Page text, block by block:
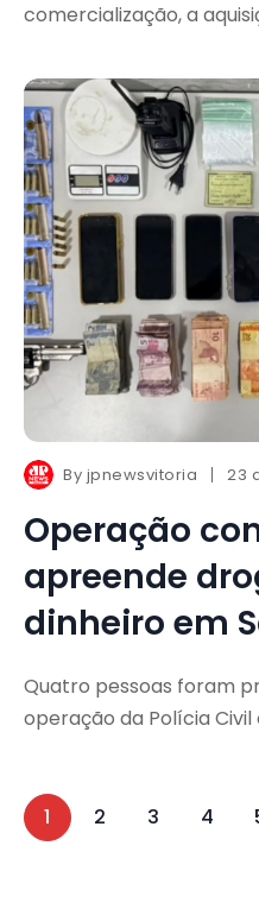
comercialização, a
By jpnewsvitoria 23
Operação
apreende
dinheiro em
Quatro pessoas foram
operação da Polícia
1 2 3 4